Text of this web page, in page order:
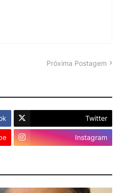
Próxima Postagem
Twitter
Instagram